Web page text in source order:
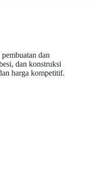
dan
dan konstruksi
harga kompetitif.